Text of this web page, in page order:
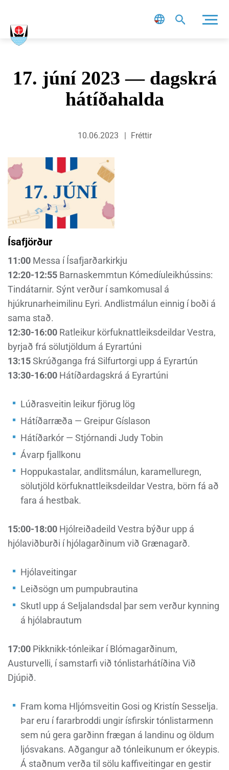
17. júní 2023 — dagskrá
hátíðahalda
10.06.2023 Fréttir
Ísafjörður
11:00 Messa í Ísafjarðarkirkju
12:20-12:55 Barnaskemmtun Kómedíuleikhússins:
Tindátarnir. Sýnt verður í samkomusal á
hjúkrunarheimilinu Eyri. Andlistmálun einnig í boði á
sama stað.
12:30-16:00 Ratleikur körfuknattleiksdeildar Vestra,
byrjað frá sölutjöldum á Eyrartúni
13:15Skrúðganga frá Silfurtorgi upp á Eyrartún
13:30-16:00 Hátíðardagskrá á Eyrartúni
Lúðrasveitin leikur fjörug lög
Hátíðarræða — Greipur Gíslason
Hátíðarkór — Stjórnandi Judy Tobin
Ávarp fjallkonu
Hoppukastalar, andlitsmálun, karamelluregn,
sölutjöld körfuknattleiksdeildar Vestra, börn fá að
fara á hestbak.
15:00-18:00 Hjólreiðadeild Vestra býður upp á
hjólaviðburði í hjólagarðinum við Grænagarð.
Hjólaveitingar
Leiðsögn um pumpubrautina
Skutl upp á Seljalandsdal þar sem verður kynning
á hjólabrautum
17:00 Pikknikk-tónleikar í Blómagarðinum,
Austurvelli, í samstarfi við tónlistarhátíðina Við
Djúpið.
Fram koma Hljómsveitin Gosi og Kristín Sesselja.
Þar eru í fararbroddi ungir ísfirskir tónlistarmenn
sem nú gera garðinn frægan á landinu og öldum
ljósvakans. Aðgangur að tónleikunum er ókeypis.
Á staðnum verða til sölu kaffiveitingar en gestir